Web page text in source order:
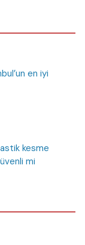
en iyi
kesme
mi